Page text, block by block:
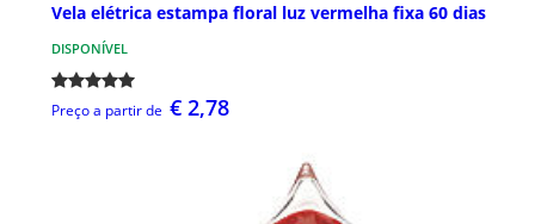
Vela elétrica estampa floral luz vermelha fixa 60 dias
DISPONÍVEL
Preço a partir de € 2,78